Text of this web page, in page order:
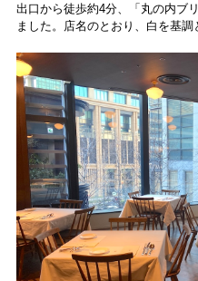
出口から徒歩約4分、「丸の内ブ
ました。店名のとおり、白を基調